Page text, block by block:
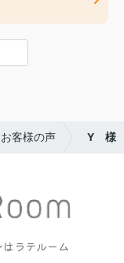
お客様の声 Y 様
ラテルーム